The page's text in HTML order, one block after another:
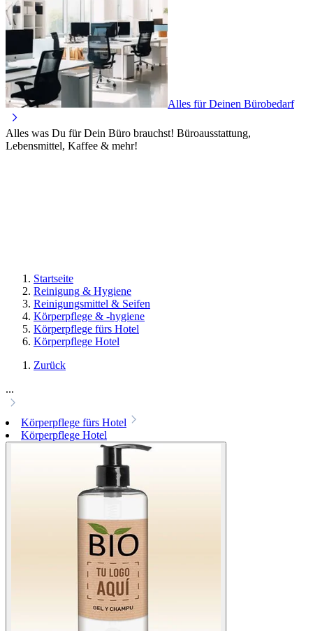
Alles für Deinen Bürobedarf
Alles was Du für Dein Büro brauchst! Büroausstattung,
Lebensmittel, Kaffee & mehr!
Startseite
Reinigung & Hygiene
Reinigungsmittel & Seifen
Körperpflege & -hygiene
Körperpflege fürs Hotel
Körperpflege Hotel
Zurück
...
Körperpflege fürs Hotel
Körperpflege Hotel